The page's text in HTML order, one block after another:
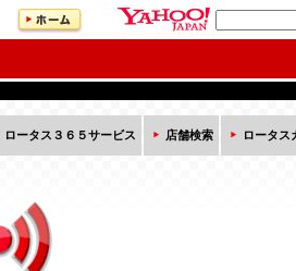
ロータス３６５サービス 店舗検索 ロータス